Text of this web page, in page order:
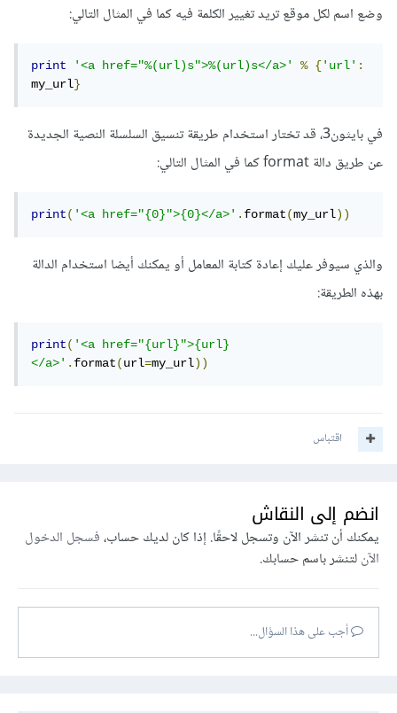
وضع اسم لكل موقع تريد تغيير الكلمة فيه كما في المثال التالي:
print '<a href="%(url)s">%(url)s</a>' % {'url':
my_url}
في بايثون3، قد تختار استخدام طريقة تنسيق السلسلة النصية الجديدة
عن طريق دالة format كما في المثال التالي:
print('<a href="{0}">{0}</a>'.format(my_url))
والذي سيوفر عليك إعادة كتابة المعامل أو يمكنك أيضا استخدام الدالة
بهذه الطريقة:
print('<a href="{url}">{url}
</a>'.format(url=my_url))
اقتباس
انضم إلى النقاش
يمكنك أن تنشر الآن وتسجل لاحقًا. إذا كان لديك حساب،فسجل الدخول
الآنلتنشر باسم حسابك.
أجب على هذا السؤال...